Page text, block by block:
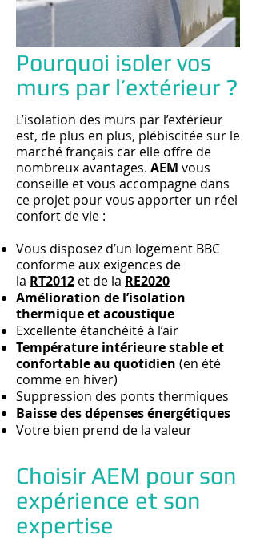
Pourquoi isoler vos
murs par l’extérieur ?
L’isolation des murs par l’extérieur
est, de plus en plus, plébiscitée sur le
marché français car elle offre de
nombreux avantages. AEM vous
conseille et vous accompagne dans
ce projet pour vous apporter un réel
confort de vie :
Vous disposez d’un logement BBC
conforme aux exigences de
la RT2012 et de la RE2020
Amélioration de l’isolation
thermique et acoustique
Excellente étanchéité à l’air
Température intérieure stable et
confortable au quotidien (en été
comme en hiver)
Suppression des ponts thermiques
Baisse des dépenses énergétiques
Votre bien prend de la valeur
Choisir AEM pour son
expérience et son
expertise